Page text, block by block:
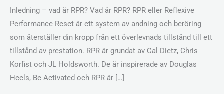
Inledning – vad är RPR? Vad är RPR? RPR eller Reflexive
Performance Reset är ett system av andning och beröring
som återställer din kropp från ett överlevnads tillstånd till ett
tillstånd av prestation. RPR är grundat av Cal Dietz, Chris
Korfist och JL Holdsworth. De är inspirerade av Douglas
Heels, Be Activated och RPR är […]